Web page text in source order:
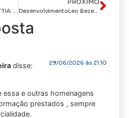
OPERAÇÃO INNOCENTTIA: Polícia Civil prende investigado por crimes sexuais contra crianças
PRÓXIMO
DesenvolvimentoLeo Bezerra regulamenta lei que alia preservação do patrimônio e crescimento urbano
disse: 29/06/2026 às 21:10
essa e outras homenagens
prestados , sempre